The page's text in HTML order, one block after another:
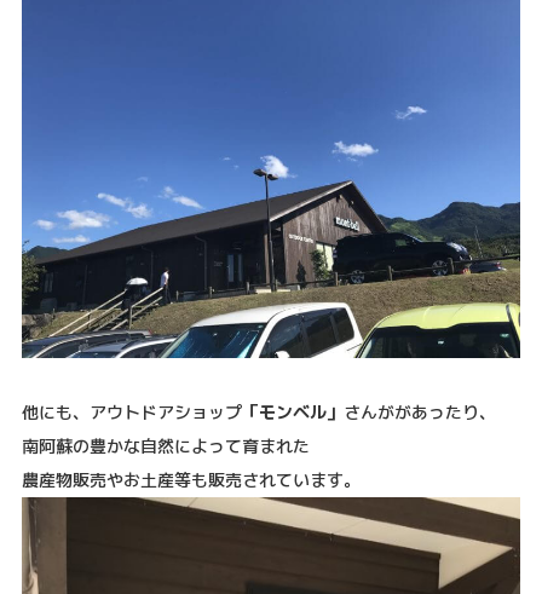
他にも、アウトドアショップ「モンベル」 さんががあったり、
南阿蘇の豊かな自然によって育まれた
農産物販売やお土産等も販売されています。